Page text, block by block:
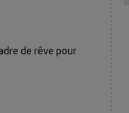
de rêve pour